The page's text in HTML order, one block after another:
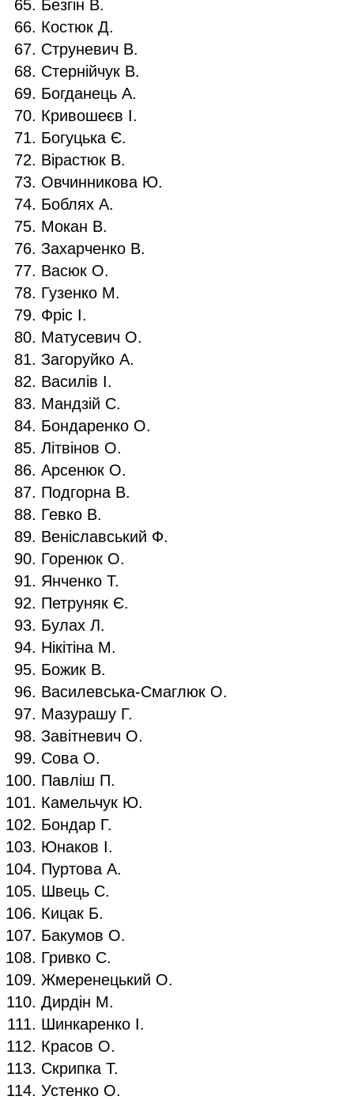
Безгін В.
Костюк Д.
Струневич В.
Стернійчук В.
Богданець А.
Кривошеєв І.
Богуцька Є.
Вірастюк В.
Овчинникова Ю.
Боблях А.
Мокан В.
Захарченко В.
Васюк О.
Гузенко М.
Фріс І.
Матусевич О.
Загоруйко А.
Василів І.
Мандзій С.
Бондаренко О.
Літвінов О.
Арсенюк О.
Подгорна В.
Гевко В.
Веніславський Ф.
Горенюк О.
Янченко Т.
Петруняк Є.
Булах Л.
Нікітіна М.
Божик В.
Василевська-Смаглюк О.
Мазурашу Г.
Завітневич О.
Сова О.
Павліш П.
Камельчук Ю.
Бондар Г.
Юнаков І.
Пуртова А.
Швець С.
Кицак Б.
Бакумов О.
Гривко С.
Жмеренецький О.
Дирдін М.
Шинкаренко І.
Красов О.
Скрипка Т.
Устенко О.